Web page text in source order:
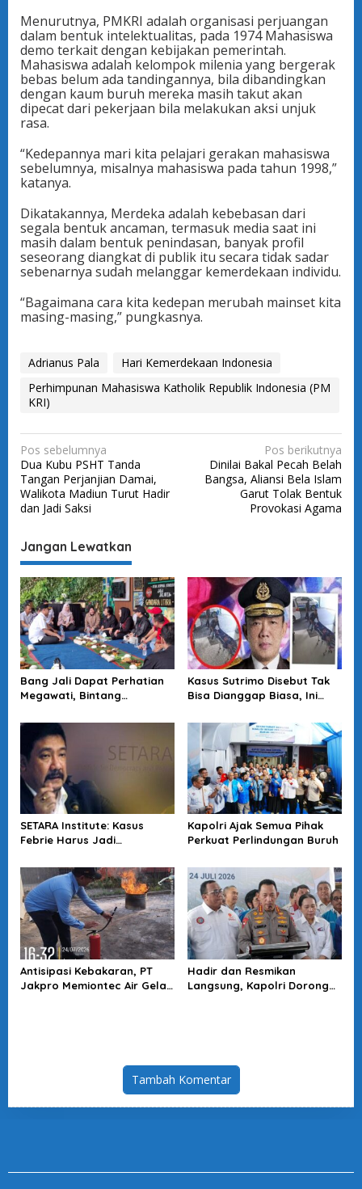
Menurutnya, PMKRI adalah organisasi perjuangan
dalam bentuk intelektualitas, pada 1974 Mahasiswa
demo terkait dengan kebijakan pemerintah.
Mahasiswa adalah kelompok milenia yang bergerak
bebas belum ada tandingannya, bila dibandingkan
dengan kaum buruh mereka masih takut akan
dipecat dari pekerjaan bila melakukan aksi unjuk
rasa.
“Kedepannya mari kita pelajari gerakan mahasiswa
sebelumnya, misalnya mahasiswa pada tahun 1998,”
katanya.
Dikatakannya, Merdeka adalah kebebasan dari
segala bentuk ancaman, termasuk media saat ini
masih dalam bentuk penindasan, banyak profil
seseorang diangkat di publik itu secara tidak sadar
sebenarnya sudah melanggar kemerdekaan individu.
“Bagaimana cara kita kedepan merubah mainset kita
masing-masing,” pungkasnya.
Adrianus Pala
Hari Kemerdekaan Indonesia
Perhimpunan Mahasiswa Katholik Republik Indonesia (PM
KRI)
N
a
v
i
g
a
s
i
p
o
s
Pos sebelumnya
Dua Kubu PSHT Tanda
Tangan Perjanjian Damai,
Walikota Madiun Turut Hadir
dan Jadi Saksi
Pos berikutnya
Dinilai Bakal Pecah Belah
Bangsa, Aliansi Bela Islam
Garut Tolak Bentuk
Provokasi Agama
Jangan Lewatkan
Bang Jali Dapat Perhatian
Megawati, Bintang
Pojok Baca
Kasus Sutrimo Disebut Tak
Bisa Dianggap Biasa, Ini
Tuntas
SETARA Institute: Kasus
Febrie Harus Jadi
Akuntabilitas Penegakan
Hukum
Kapolri Ajak Semua Pihak
Perkuat Perlindungan Buruh
Antisipasi Kebakaran, PT
Jakpro Memiontec Air Gelar
Hadir dan Resmikan
Langsung, Kapolri Dorong
Tambah Komentar